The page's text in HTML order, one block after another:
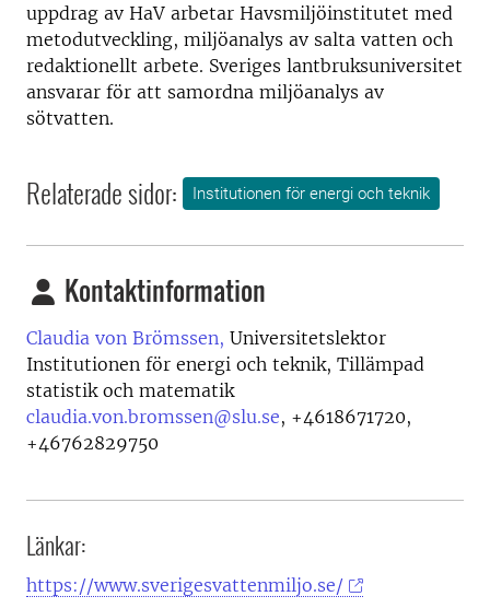
uppdrag av HaV arbetar Havsmiljöinstitutet med
metodutveckling, miljöanalys av salta vatten och
redaktionellt arbete. Sveriges lantbruksuniversitet
ansvarar för att samordna miljöanalys av
sötvatten.
Relaterade sidor: Institutionen för energi och teknik
Kontaktinformation
Claudia von Brömssen, Universitetslektor
Institutionen för energi och teknik, Tillämpad
statistik och matematik
claudia.von.bromssen@slu.se, +4618671720,
+46762829750
Länkar:
https://www.sverigesvattenmiljo.se/